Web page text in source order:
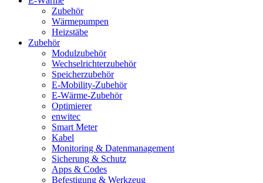
Zubehör
Wärmepumpen
Heizstäbe
Zubehör
Modulzubehör
Wechselrichterzubehör
Speicherzubehör
E-Mobility-Zubehör
E-Wärme-Zubehör
Optimierer
enwitec
Smart Meter
Kabel
Monitoring & Datenmanagement
Sicherung & Schutz
Apps & Codes
Befestigung & Werkzeug